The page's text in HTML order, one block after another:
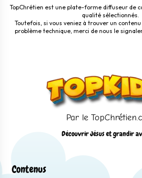
TopChrétien est une plate-forme diffuseur de
qualité sélectionnés.
Toutefois, si vous veniez à trouver un
problème technique, merci de nous le
Par le
Découvrir Jésus et grandir
Contenus